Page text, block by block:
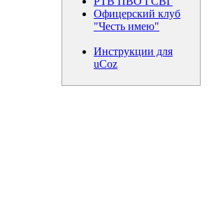
Офицерский клуб
"Честь имею"
Инструкции для
uCoz